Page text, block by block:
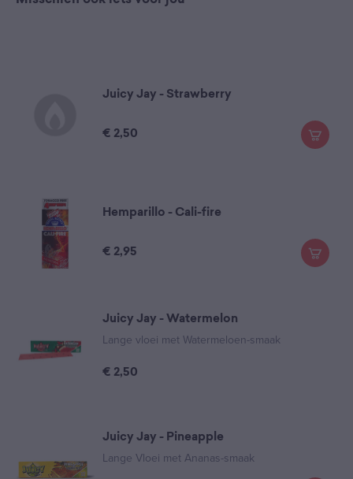
Juicy Jay - Strawberry
€ 2,50
Hemparillo - Cali-fire
€ 2,95
Juicy Jay - Watermelon
Lange vloei met Watermeloen-smaak
€ 2,50
Juicy Jay - Pineapple
Lange Vloei met Ananas-smaak